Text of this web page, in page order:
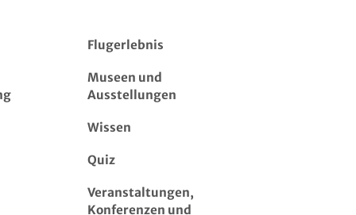
Flugerlebnis
Museen und
Ausstellungen
Wissen
Quiz
Veranstaltungen,
Konferenzen und